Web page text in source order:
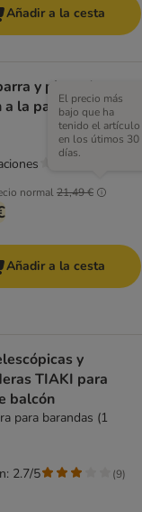
Añadir a la cesta
y pinza de
a la pared Trixie
normal21,49 €
El precio más
bajo que ha
tenido el artículo
en los útimos 30
días.
Añadir a la cesta
y
TIAKI para
balcón
para barandas (1
2.7/5 (9)